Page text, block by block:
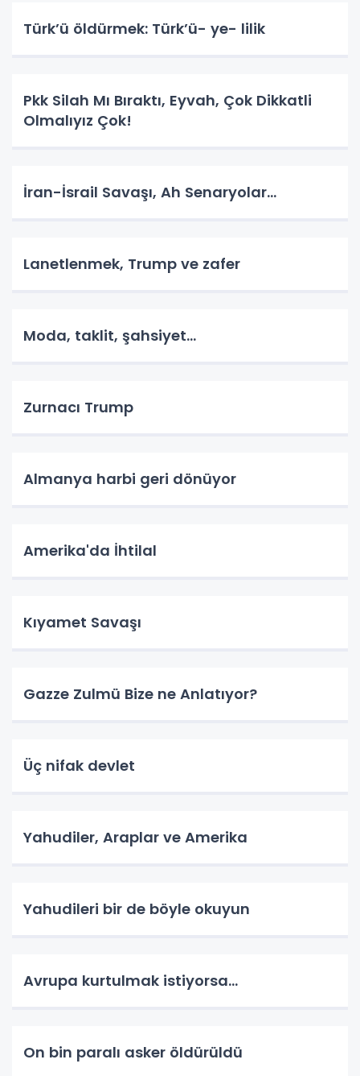
Türk’ü öldürmek: Türk’ü- ye- lilik
Pkk Silah Mı Bıraktı, Eyvah, Çok Dikkatli
Olmalıyız Çok!
İran-İsrail Savaşı, Ah Senaryolar...
Lanetlenmek, Trump ve zafer
Moda, taklit, şahsiyet...
Zurnacı Trump
Almanya harbi geri dönüyor
Amerika'da İhtilal
Kıyamet Savaşı
Gazze Zulmü Bize ne Anlatıyor?
Üç nifak devlet
Yahudiler, Araplar ve Amerika
Yahudileri bir de böyle okuyun
Avrupa kurtulmak istiyorsa...
On bin paralı asker öldürüldü